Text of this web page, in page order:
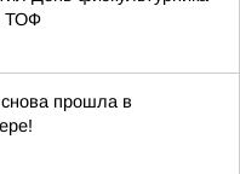
ТОФ
прошла в